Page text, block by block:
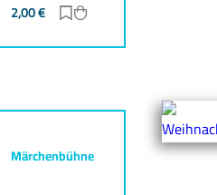
2,00€ Zur Merkliste hinzufügen
Märchenbühne